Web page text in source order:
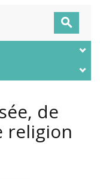

de
religion